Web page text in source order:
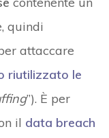
quindi
attaccare
riutilizzato le
”). È per
il data breach